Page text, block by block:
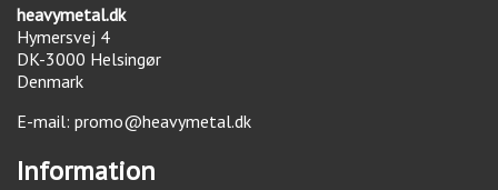
heavymetal.dk
Hymersvej 4
DK-3000 Helsingør
Denmark
E-mail: promo@heavymetal.dk
Information